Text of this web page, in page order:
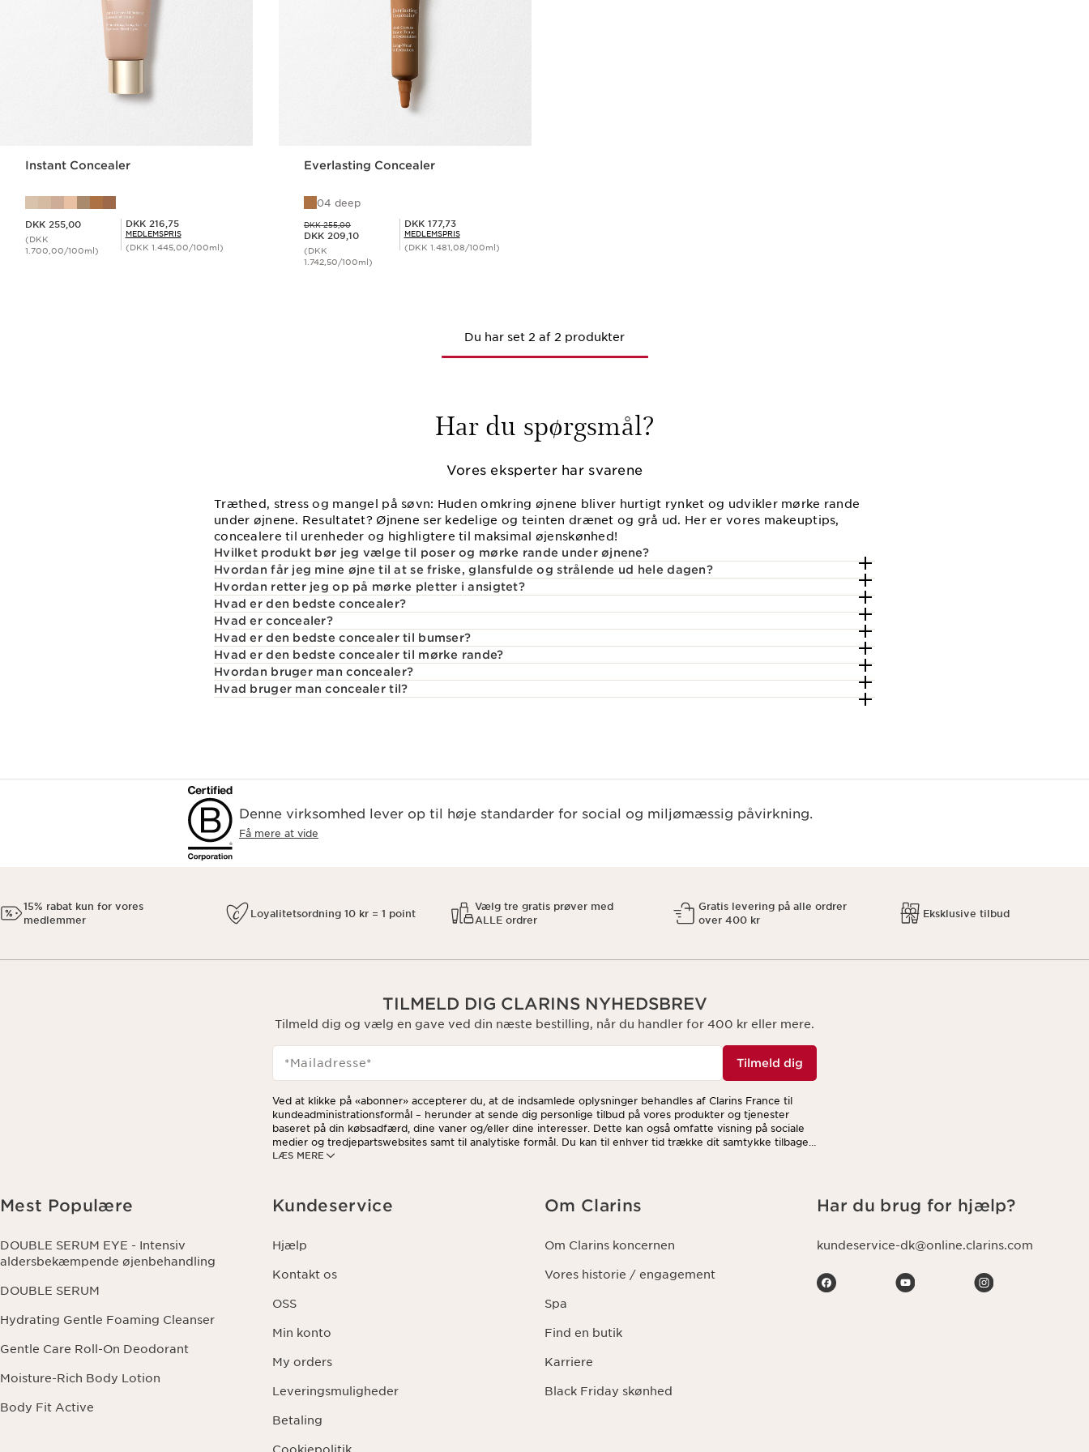
Instant Concealer
DKK 255,00
(DKK
1.700,00/100ml)
Medlemspris DKK 216,75
DKK 216,75
MEDLEMSPRIS
(DKK 1.445,00/100ml)
Everlasting Concealer
04 deep
DKK 255,00
Nuværende pris DKK 209,10
DKK 209,10
(DKK
1.742,50/100ml)
Medlemspris DKK 177,73
DKK 177,73
MEDLEMSPRIS
(DKK 1.481,08/100ml)
Du har set 2 af 2 produkter
Har du spørgsmål?
Vores eksperter har svarene
Træthed, stress og mangel på søvn: Huden omkring øjnene bliver hurtigt rynket og udvikler mørke rande
under øjnene. Resultatet? Øjnene ser kedelige og teinten drænet og grå ud. Her er vores makeuptips,
concealere til urenheder og highligtere til maksimal øjenskønhed!
Hvilket produkt bør jeg vælge til poser og mørke rande under øjnene?
Hvordan får jeg mine øjne til at se friske, glansfulde og strålende ud hele dagen?
Hvordan retter jeg op på mørke pletter i ansigtet?
Hvad er den bedste concealer?
Hvad er concealer?
Hvad er den bedste concealer til bumser?
Hvad er den bedste concealer til mørke rande?
Hvordan bruger man concealer?
Hvad bruger man concealer til?
Denne virksomhed lever op til høje standarder for social og miljømæssig påvirkning.
Få mere at vide
15% rabat kun for vores
medlemmer
Loyalitetsordning 10 kr = 1 point
Vælg tre gratis prøver med
ALLE ordrer
Gratis levering på alle ordrer
over 400 kr
Eksklusive tilbud
TILMELD DIG CLARINS NYHEDSBREV
Tilmeld dig og vælg en gave ved din næste bestilling, når du handler for 400 kr eller mere.
*Mailadresse* Tilmeld dig
LÆS MERE
Ved at klikke på «abonner» accepterer du, at de indsamlede oplysninger behandles af Clarins France til
kundeadministrationsformål – herunder at sende dig personlige tilbud på vores produkter og tjenester
baseret på din købsadfærd, dine vaner og/eller dine interesser. Dette kan også omfatte visning på sociale
medier og tredjepartswebsites samt til analytiske formål. Du kan til enhver tid trække dit samtykke tilbage
ved at klikke på afmeldingslinket i hvert nyhedsbrev. For mere information om, hvordan vi håndterer dine
Mest Populære
DOUBLE SERUM EYE - Intensiv
aldersbekæmpende øjenbehandling
DOUBLE SERUM
Hydrating Gentle Foaming Cleanser
Gentle Care Roll-On Deodorant
Moisture-Rich Body Lotion
Body Fit Active
Kundeservice
Hjælp
Kontakt os
OSS
Min konto
My orders
Leveringsmuligheder
Betaling
Om Clarins
Om Clarins koncernen
Vores historie / engagement
Spa
Find en butik
Karriere
Black Friday skønhed
Har du brug for hjælp?
kundeservice-dk@online.clarins.com